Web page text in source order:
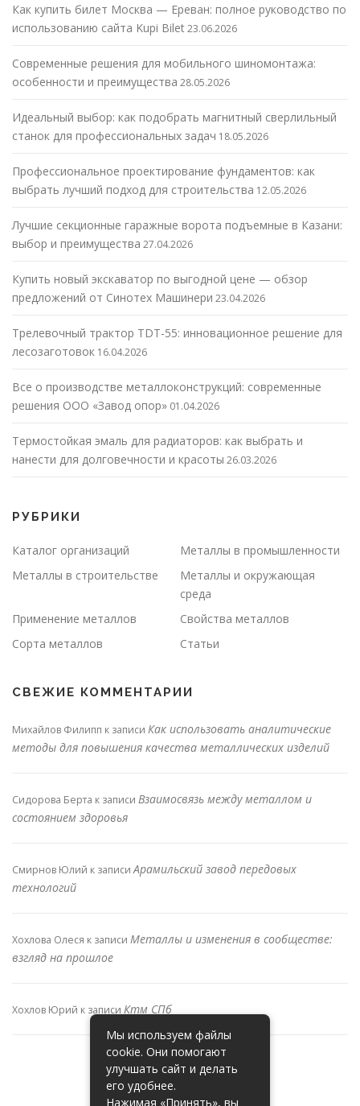
Как купить билет Москва — Ереван: полное руководство по
использованию сайта Kupi Bilet23.06.2026
Современные решения для мобильного шиномонтажа:
особенности и преимущества 28.05.2026
Идеальный выбор: как подобрать магнитный сверлильный
станок для профессиональных задач 18.05.2026
Профессиональное проектирование фундаментов: как
выбрать лучший подход для строительства 12.05.2026
Лучшие секционные гаражные ворота подъемные в Казани:
выбор и преимущества 27.04.2026
Купить новый экскаватор по выгодной цене — обзор
предложений от Синотех Машинери 23.04.2026
Трелевочный трактор TDT-55: инновационное решение для
лесозаготовок 16.04.2026
Все о производстве металлоконструкций: современные
решения ООО «Завод опор» 01.04.2026
Термостойкая эмаль для радиаторов: как выбрать и
нанести для долговечности и красоты 26.03.2026
РУБРИКИ
Каталог организаций
Металлы в промышленности
Металлы в строительстве
Металлы и окружающая
среда
Применение металлов
Свойства металлов
Сорта металлов
Статьи
СВЕЖИЕ КОММЕНТАРИИ
Михайлов Филипп к записи Как использовать аналитические
методы для повышения качества металлических изделий
Сидорова Берта к записи Взаимосвязь между металлом и
состоянием здоровья
Смирнов Юлий к записиАрамильский завод передовых
технологий
Хохлова Олеся к записи Металлы и изменения в сообществе:
взгляд на прошлое
Хохлов Юрий к записи Ктм СПб
Мы используем файлы
cookie. Они помогают
улучшать сайт и делать
его удобнее.
Нажимая «Принять», вы